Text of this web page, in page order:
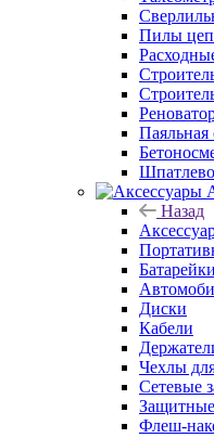
Пилы
Паяльная
Назад
Диски
Кабели
Чехлы
Сетевые
Защитные
Флеш-